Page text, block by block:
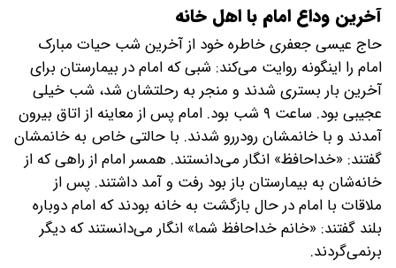
آخرین وداع امام با اهل خانه
حاج عیسی جعفری خاطره خود از آخرین شب حیات مبارک
امام را اینگونه روایت می‌کند: شبی که امام در بیمارستان برای
آخرین بار بستری شدند و منجر به رحلتشان شد، شب خیلی
عجیبی بود. ساعت ۹ شب بود. امام پس از معاینه از اتاق بیرون
آمدند و با خانمشان رودررو شدند. با حالتی خاص به خانمشان
گفتند: «خداحافظ» انگار می‌دانستند. همسر امام از راهی که از
خانه‌شان به بیمارستان باز بود رفت و آمد داشتند. پس از
ملاقات با امام در حال بازگشت به خانه بودند که امام دوباره
بلند گفتند: «خانم خداحافظ شما» انگار می‌دانستند که دیگر
برنمی‌گردند.